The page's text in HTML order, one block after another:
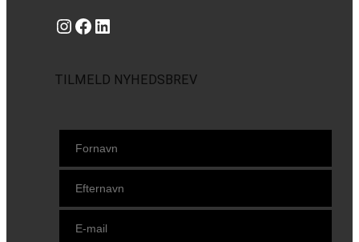
Instagram https://www.facebook.com/danishbeachvolleytour LinkedIn
TILMELD NYHEDSBREV